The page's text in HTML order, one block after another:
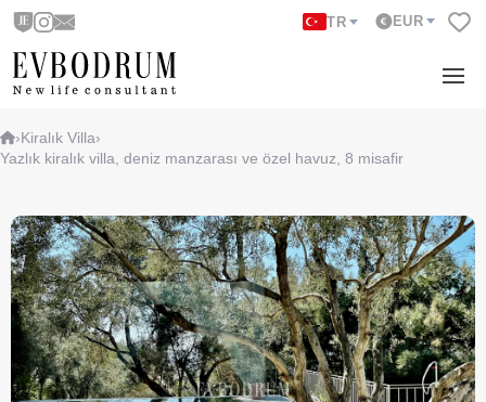
TR EUR
› Kiralık Villa›
Yazlık kiralık villa, deniz manzarası ve özel havuz, 8 misafir